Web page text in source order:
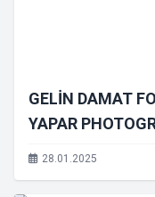
GELİN DAMAT
YAPAR
28.01.2025